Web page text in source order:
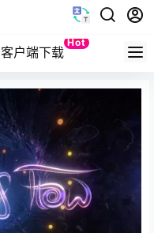
客户端下载
Hot
Quest